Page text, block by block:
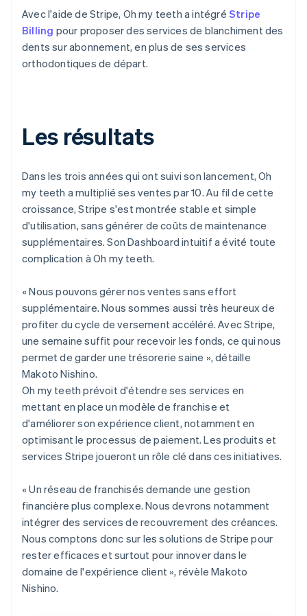
Avec l'aide de Stripe, Oh my teeth a intégré Stripe
Billing pour proposer des services de blanchiment des
dents sur abonnement, en plus de ses services
orthodontiques de départ.
Les résultats
Dans les trois années qui ont suivi son lancement, Oh
my teeth a multiplié ses ventes par 10. Au fil de cette
croissance, Stripe s'est montrée stable et simple
d'utilisation, sans générer de coûts de maintenance
supplémentaires. Son Dashboard intuitif a évité toute
complication à Oh my teeth.
« Nous pouvons gérer nos ventes sans effort
supplémentaire. Nous sommes aussi très heureux de
profiter du cycle de versement accéléré. Avec Stripe,
une semaine suffit pour recevoir les fonds, ce qui nous
permet de garder une trésorerie saine », détaille
Makoto Nishino.
Oh my teeth prévoit d'étendre ses services en
mettant en place un modèle de franchise et
d'améliorer son expérience client, notamment en
optimisant le processus de paiement. Les produits et
services Stripe joueront un rôle clé dans ces initiatives.
« Un réseau de franchisés demande une gestion
financière plus complexe. Nous devrons notamment
intégrer des services de recouvrement des créances.
Nous comptons donc sur les solutions de Stripe pour
rester efficaces et surtout pour innover dans le
domaine de l'expérience client », révèle Makoto
Nishino.